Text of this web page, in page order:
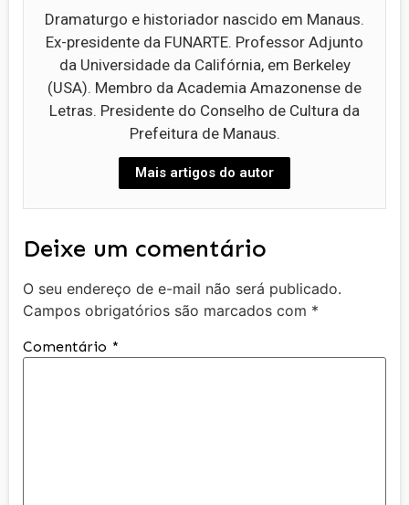
Dramaturgo e historiador nascido em Manaus.
Ex-presidente da FUNARTE. Professor Adjunto
da Universidade da Califórnia, em Berkeley
(USA). Membro da Academia Amazonense de
Letras. Presidente do Conselho de Cultura da
Prefeitura de Manaus.
Mais artigos do autor
Deixe um comentário
O seu endereço de e-mail não será publicado.
Campos obrigatórios são marcados com *
Comentário *